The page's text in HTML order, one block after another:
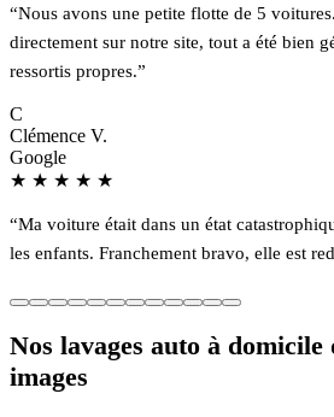
“Nous avons une petite flotte de 5
directement sur notre site, tout a été bien
ressortis propres.”
C
Clémence V.
Google
★ ★ ★ ★ ★
“Ma voiture était dans un état
les enfants. Franchement bravo, elle est
Nos lavages auto à domicile
images